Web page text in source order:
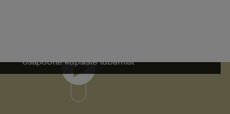
osapoolte küpsiste lubamist